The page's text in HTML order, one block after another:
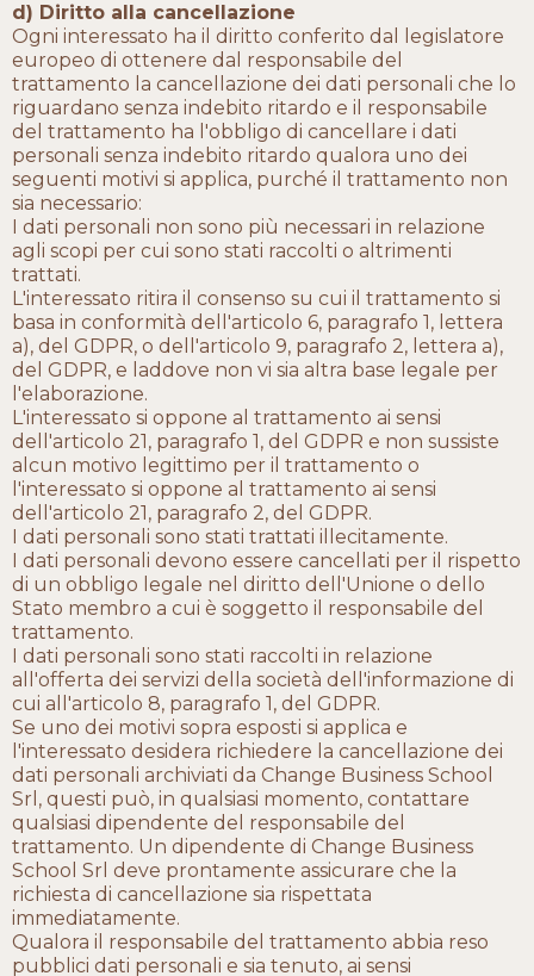
d) Diritto alla cancellazione
Ogni interessato ha il diritto conferito dal legislatore
europeo di ottenere dal responsabile del
trattamento la cancellazione dei dati personali che lo
riguardano senza indebito ritardo e il responsabile
del trattamento ha l'obbligo di cancellare i dati
personali senza indebito ritardo qualora uno dei
seguenti motivi si applica, purché il trattamento non
sia necessario:
I dati personali non sono più necessari in relazione
agli scopi per cui sono stati raccolti o altrimenti
trattati.
L'interessato ritira il consenso su cui il trattamento si
basa in conformità dell'articolo 6, paragrafo 1, lettera
a), del GDPR, o dell'articolo 9, paragrafo 2, lettera a),
del GDPR, e laddove non vi sia altra base legale per
l'elaborazione.
L'interessato si oppone al trattamento ai sensi
dell'articolo 21, paragrafo 1, del GDPR e non sussiste
alcun motivo legittimo per il trattamento o
l'interessato si oppone al trattamento ai sensi
dell'articolo 21, paragrafo 2, del GDPR.
I dati personali sono stati trattati illecitamente.
I dati personali devono essere cancellati per il rispetto
di un obbligo legale nel diritto dell'Unione o dello
Stato membro a cui è soggetto il responsabile del
trattamento.
I dati personali sono stati raccolti in relazione
all'offerta dei servizi della società dell'informazione di
cui all'articolo 8, paragrafo 1, del GDPR.
Se uno dei motivi sopra esposti si applica e
l'interessato desidera richiedere la cancellazione dei
dati personali archiviati da Change Business School
Srl, questi può, in qualsiasi momento, contattare
qualsiasi dipendente del responsabile del
trattamento. Un dipendente di Change Business
School Srl deve prontamente assicurare che la
richiesta di cancellazione sia rispettata
immediatamente.
Qualora il responsabile del trattamento abbia reso
pubblici dati personali e sia tenuto, ai sensi